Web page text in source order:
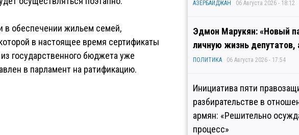
в обеспечении жильем семей,
в настоящее время сертификаты
государственного бюджета уже
в парламент на ратификацию.
АЗЕРБАЙДЖАН 06 Августа 2026 - 18:12
Эдмон Марукян: «Новый
личную жизнь
ПОЛИТИКА 06 Августа 2026 - 17:54
Инициатива пяти
разбирательстве в
армян: «Решительно
процесс»